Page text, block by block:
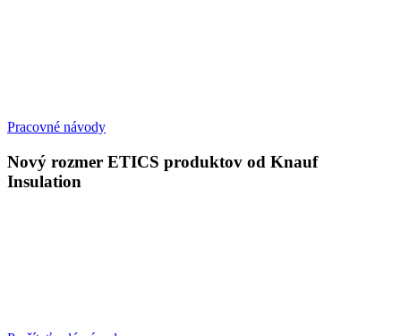
Pracovné návody
Nový rozmer ETICS produktov od Knauf
Insulation